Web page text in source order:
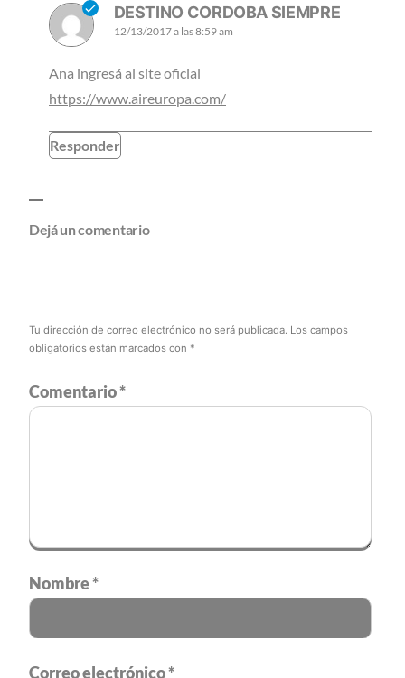
DESTINO CORDOBA SIEMPRE
12/13/2017 a las 8:59 am
Ana ingresá al site oficial
https://www.aireuropa.com/
Responder
Dejá un comentario
Tu dirección de correo electrónico no será publicada. Los campos
obligatorios están marcados con *
Comentario*
Nombre*
Correo electrónico*